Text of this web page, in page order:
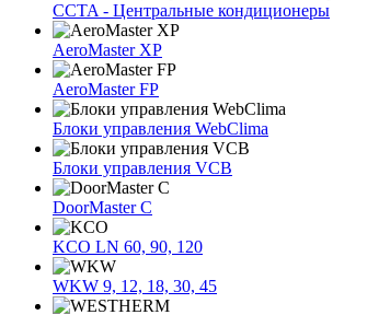
CCTA - Центральные кондиционеры
AeroMaster XP
AeroMaster FP
Блоки упрaвлeния WebClima
Блоки упрaвлeния VCB
DoorMaster C
KCO LN 60, 90, 120
WKW 9, 12, 18, 30, 45